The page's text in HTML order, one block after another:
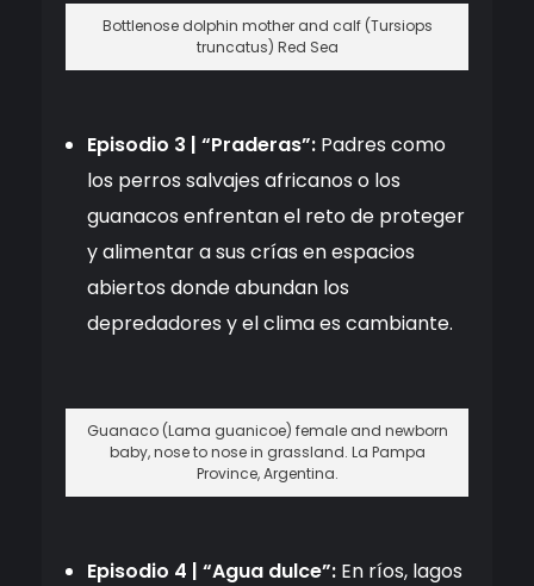
Bottlenose dolphin mother and calf (Tursiops
truncatus) Red Sea
Episodio 3 | “Praderas”: Padres como
los perros salvajes africanos o los
guanacos enfrentan el reto de proteger
y alimentar a sus crías en espacios
abiertos donde abundan los
depredadores y el clima es cambiante.
Guanaco (Lama guanicoe) female and newborn
baby, nose to nose in grassland. La Pampa
Province, Argentina.
Episodio 4 | “Agua dulce”: En ríos, lagos